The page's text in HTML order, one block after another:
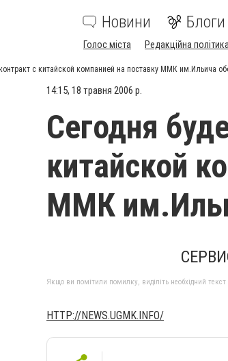
Новини Блоги
Голос міста Редакційна політика
с китайской компанией на поставку ММК им.Ильича
14:15, 18 травня 2006 р.
Сегодня
китайской
ММК
Якщо ви помітили помилку, виділіть необхідний
HTTP://NEWS.UGMK.INFO/